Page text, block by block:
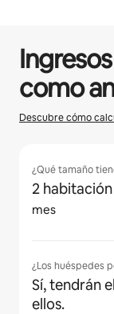
como
Descubre cómo
¿Qué tamaño
2 habitación
mes
¿Los huéspedes
Sí, tendrán
ellos.